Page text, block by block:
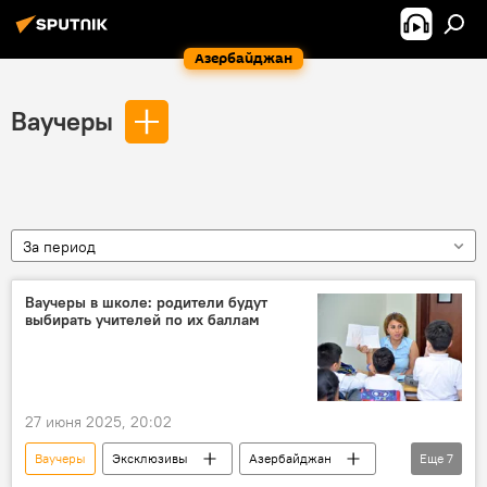
Азербайджан
Ваучеры
За период
Ваучеры в школе: родители будут
выбирать учителей по их баллам
27 июня 2025, 20:02
Ваучеры Эксклюзивы
Азербайджан
Еще 7